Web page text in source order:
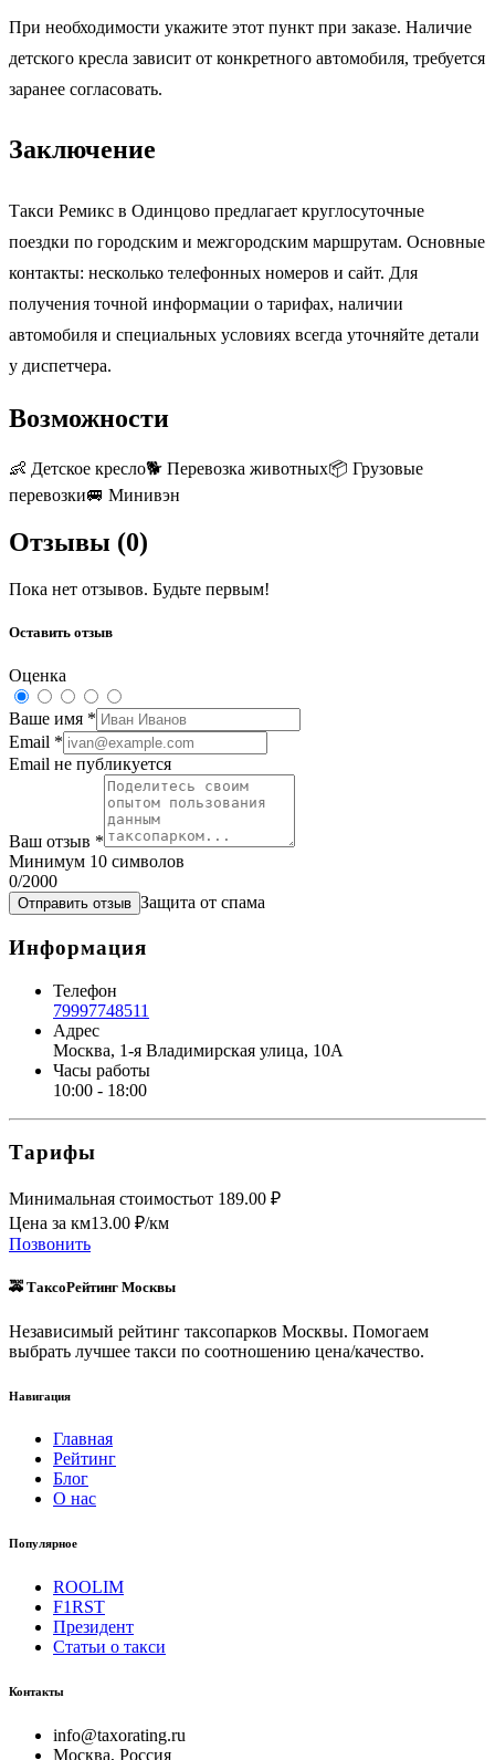
При необходимости укажите этот пункт при заказе. Наличие
детского кресла зависит от конкретного автомобиля, требуется
заранее согласовать.
Заключение
Такси Ремикс в Одинцово предлагает круглосуточные
поездки по городским и межгородским маршрутам. Основные
контакты: несколько телефонных номеров и сайт. Для
получения точной информации о тарифах, наличии
автомобиля и специальных условиях всегда уточняйте детали
у диспетчера.
Возможности
👶 Детское кресло🐕 Перевозка животных📦 Грузовые
перевозки🚐 Минивэн
Отзывы (0)
Пока нет отзывов. Будьте первым!
Оставить отзыв
Оценка
Ваше имя *
Email *
Email не публикуется
Ваш отзыв *
Минимум 10 символов
0/2000
Отправить отзыв Защита от спама
Информация
Телефон
79997748511
Адрес
Москва, 1-я Владимирская улица, 10А
Часы работы
10:00 - 18:00
Тарифы
Минимальная стоимостьот 189.00 ₽
Цена за км13.00 ₽/км
Позвонить
🚕 ТаксоРейтинг Москвы
Независимый рейтинг таксопарков Москвы. Помогаем
выбрать лучшее такси по соотношению цена/качество.
Навигация
Главная
Рейтинг
Блог
О нас
Популярное
ROOLIM
F1RST
Президент
Статьи о такси
Контакты
info@taxorating.ru
Москва, Россия